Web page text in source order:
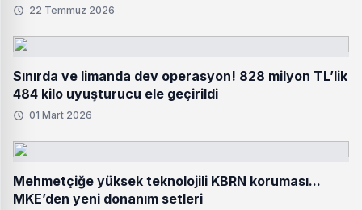
22 Temmuz 2026
Sınırda ve limanda dev operasyon! 828 milyon TL’lik
484 kilo uyuşturucu ele geçirildi
01 Mart 2026
Mehmetçiğe yüksek teknolojili KBRN koruması...
MKE’den yeni donanım setleri